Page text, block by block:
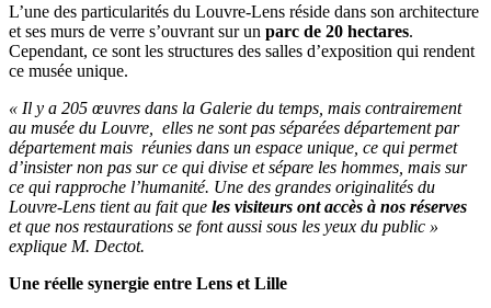
L’une des particularités du Louvre-Lens réside dans son architecture
et ses murs de verre s’ouvrant sur un parc de 20 hectares.
Cependant, ce sont les structures des salles d’exposition qui rendent
ce musée unique.
« Il y a 205 œuvres dans la Galerie du temps, mais contrairement
au musée du Louvre, elles ne sont pas séparées département par
département mais réunies dans un espace unique, ce qui permet
d’insister non pas sur ce qui divise et sépare les hommes, mais sur
ce qui rapproche l’humanité. Une des grandes originalités du
Louvre-Lens tient au fait que les visiteurs ont accès à nos réserves
et que nos restaurations se font aussi sous les yeux du public »
explique M. Dectot.
Une réelle synergie entre Lens et Lille